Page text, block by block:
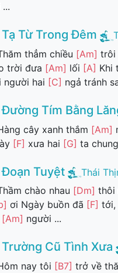
Tạ Từ Trong Đêm
thẳm chiều [Am] trôi
trời đưa [Am] lối [A] Khi
người hai [C] ngả tránh
Đường Tím Bằng
cây xanh thắm [Am]
[F] xưa hai [G] ta chung
Đoạn Tuyệt
Thái
chào nhau [Dm] thôi
ơi Ngày buồn đã [F] tới,
[Am] người ...
Trường Cũ Tình Xưa
nay tôi [B7] trở về